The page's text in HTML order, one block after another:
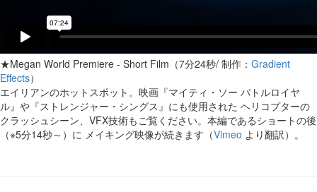
★Megan World Premiere - Short Film（7分24秒/ 制作： Gradient
Effects）
エイリアンのホットスポット。映画『マイティ・ソー バトルロイヤ
ル』や『ストレンジャー・シングス』にも使用された ヘリコプターの
クラッシュシーン、VFX技術もご覧ください。本編であるショートの後
（※5分14秒～）に メイキング映像が続きます（Vimeo より翻訳）。